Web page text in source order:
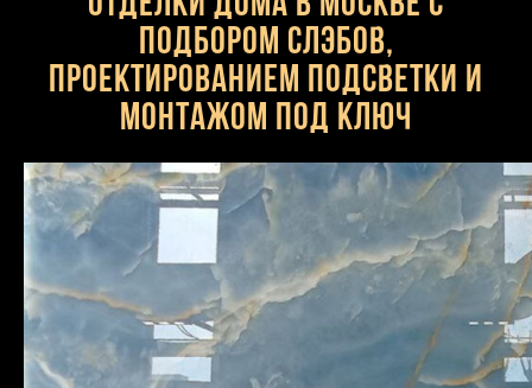
подбором слэбов,
проектированием подсветки и
монтажом под ключ